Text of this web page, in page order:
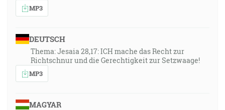
MP3
DEUTSCH
Thema: Jesaia 28,17: ICH mache das Recht zur
Richtschnur und die Gerechtigkeit zur Setzwaage!
MP3
MAGYAR